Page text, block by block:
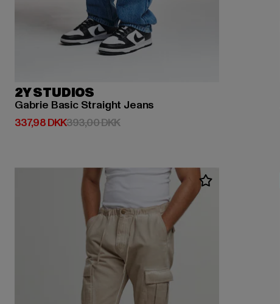
2Y STUDIOS
Gabrie Basic Straight Jeans
337,98 DKK
Nuværende pris: 337,98 DKK
393,00 DKKKampagnepris: 393,00 DKK